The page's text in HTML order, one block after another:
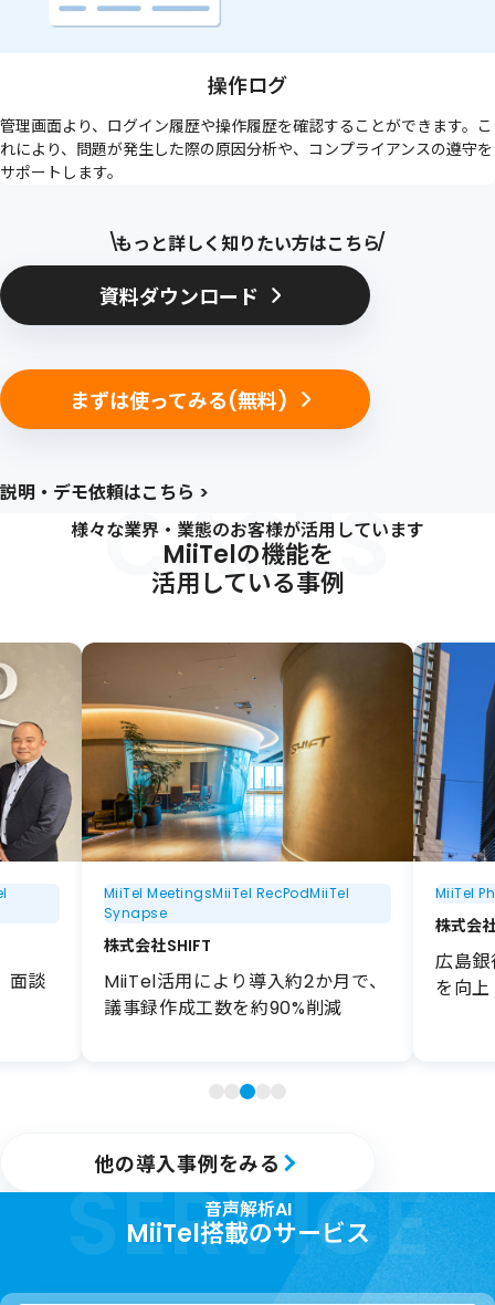
操作ログ
管理画面より、ログイン履歴や操作履歴を確認することができます。こ
れにより、問題が発生した際の原因分析や、コンプライアンスの遵守を
サポートします。
もっと詳しく知りたい方はこちら
資料ダウンロード
まずは使ってみる(無料)
説明・デモ依頼はこちら >CASES
様々な業界・業態のお客様が活用しています
MiiTelの機能を
活用している事例
面談
MiiTel MeetingsMiiTel RecPodMiiTel
Synapse
株式会社SHIFT
MiiTel活用により導入約2か月で、
議事録作成工数を約90%削減
MiiTel
株式会
広島
を向
他の導入事例をみる
SERVICE
音声解析AI
MiiTel搭載のサービス